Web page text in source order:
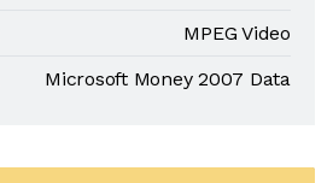
MPEG Video
Microsoft Money 2007 Data